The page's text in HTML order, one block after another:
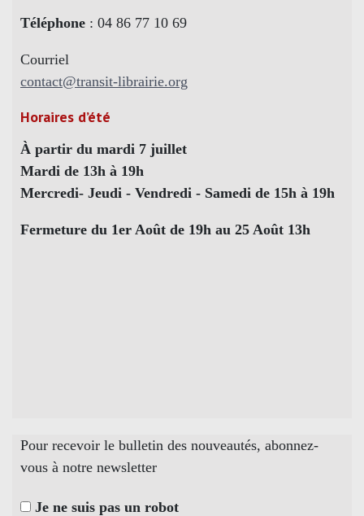
Téléphone : 04 86 77 10 69
Courriel
contact@transit-librairie.org
Horaires d’été
À partir du mardi 7 juillet
Mardi de 13h à 19h
Mercredi- Jeudi - Vendredi - Samedi de 15h à 19h
Fermeture du 1er Août de 19h au 25 Août 13h
Pour recevoir le bulletin des nouveautés, abonnez-
vous à notre newsletter
Je ne suis pas un robot